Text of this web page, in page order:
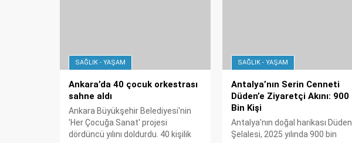
SAĞLIK - YAŞAM
Ankara’da 40 çocuk orkestrası
sahne aldı
Ankara Büyükşehir Belediyesi'nin
'Her Çocuğa Sanat' projesi
dördüncü yılını doldurdu. 40 kişilik
SAĞLIK - YAŞAM
Antalya’nın Serin Cenneti
Düden’e Ziyaretçi Akını: 900
Bin Kişi
Antalya'nın doğal harikası Düden
Şelalesi, 2025 yılında 900 bin